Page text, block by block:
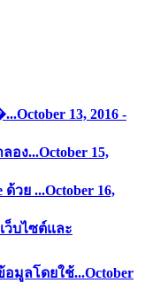
October 13, 2016 -
ลอง...October 15,
ด้วย ...October 16,
ว็บไซต์และ
อมูลโดยใช้...October